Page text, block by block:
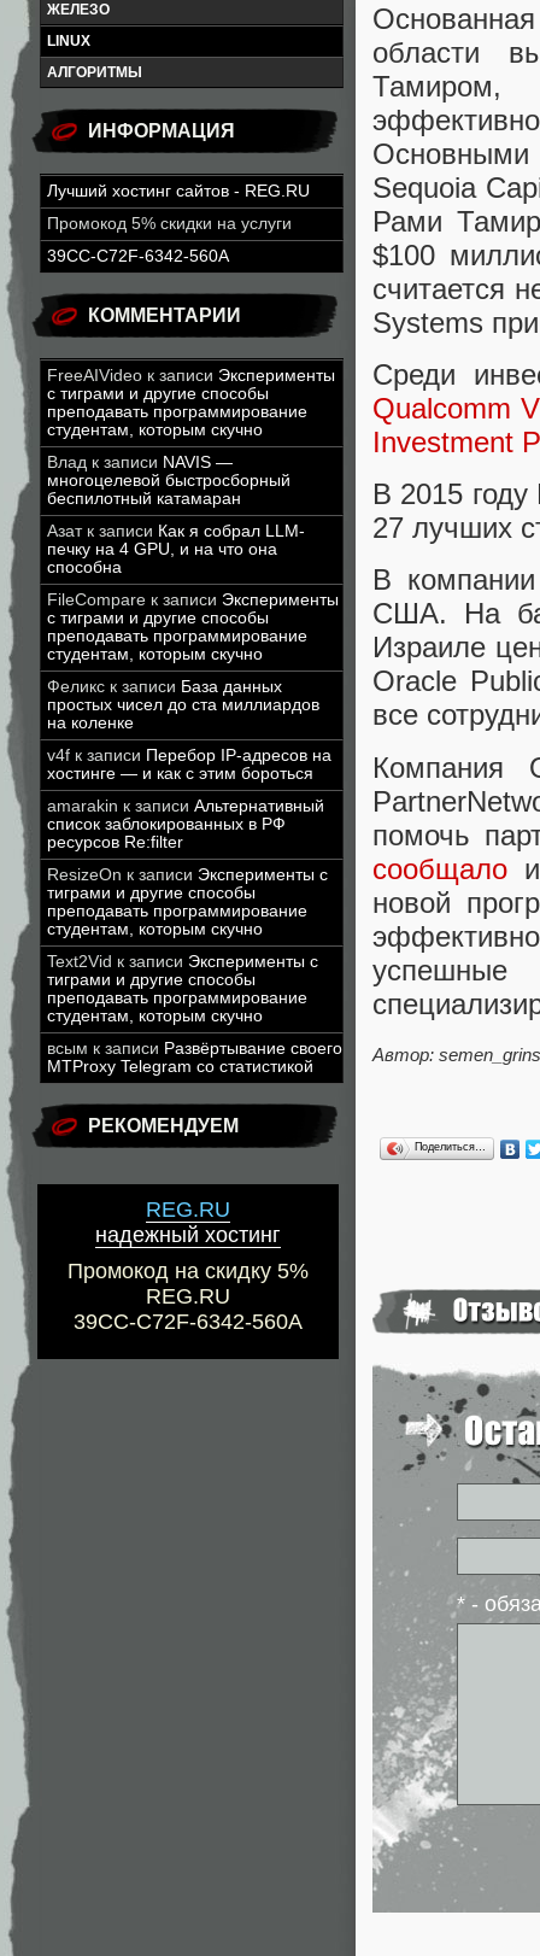
ЖЕЛЕЗО
LINUX
АЛГОРИТМЫ
ИНФОРМАЦИЯ
Лучший хостинг сайтов - REG.RU
Промокод 5% скидки на услуги
39CC-C72F-6342-560A
КОММЕНТАРИИ
FreeAIVideo к записи Эксперименты
с тиграми и другие способы
преподавать программирование
студентам, которым скучно
Влад к записи NAVIS —
многоцелевой быстросборный
беспилотный катамаран
Азатк записи Как я собрал LLM-
печку на 4 GPU, и на что она
способна
FileCompare к записи Эксперименты
с тиграми и другие способы
преподавать программирование
студентам, которым скучно
Феликс к записи База данных
простых чисел до ста миллиардов
на коленке
v4f к записи Перебор IP-адресов на
хостинге — и как с этим бороться
amarakin к записи Альтернативный
список заблокированных в РФ
ресурсов Re:filter
ResizeOn к записи Эксперименты с
тиграми и другие способы
преподавать программирование
студентам, которым скучно
Text2Vid к записи Эксперименты с
тиграми и другие способы
преподавать программирование
студентам, которым скучно
всым к записи Развёртывание своего
MTProxy Telegram со статистикой
РЕКОМЕНДУЕМ
REG.RU
надежный хостинг
Промокод на скидку 5%
REG.RU
39CC-C72F-6342-560A
области
Тамиром,
Основными
Sequoia
Рами
$100
считается
Systems
Среди
Qualcomm
Investment
В 2015
27 лучших
В
США. На
Израиле
Oracle
все
Компания
помочь
сообщало
новой
Автор:
Поделиться…
* -